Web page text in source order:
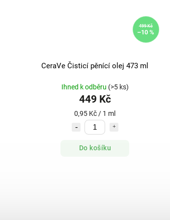
499 Kč
–10 %
CeraVe Čisticí pěnící olej 473 ml
Ihned k odběru (>5 ks)
449 Kč
0,95 Kč / 1 ml
Do košíku